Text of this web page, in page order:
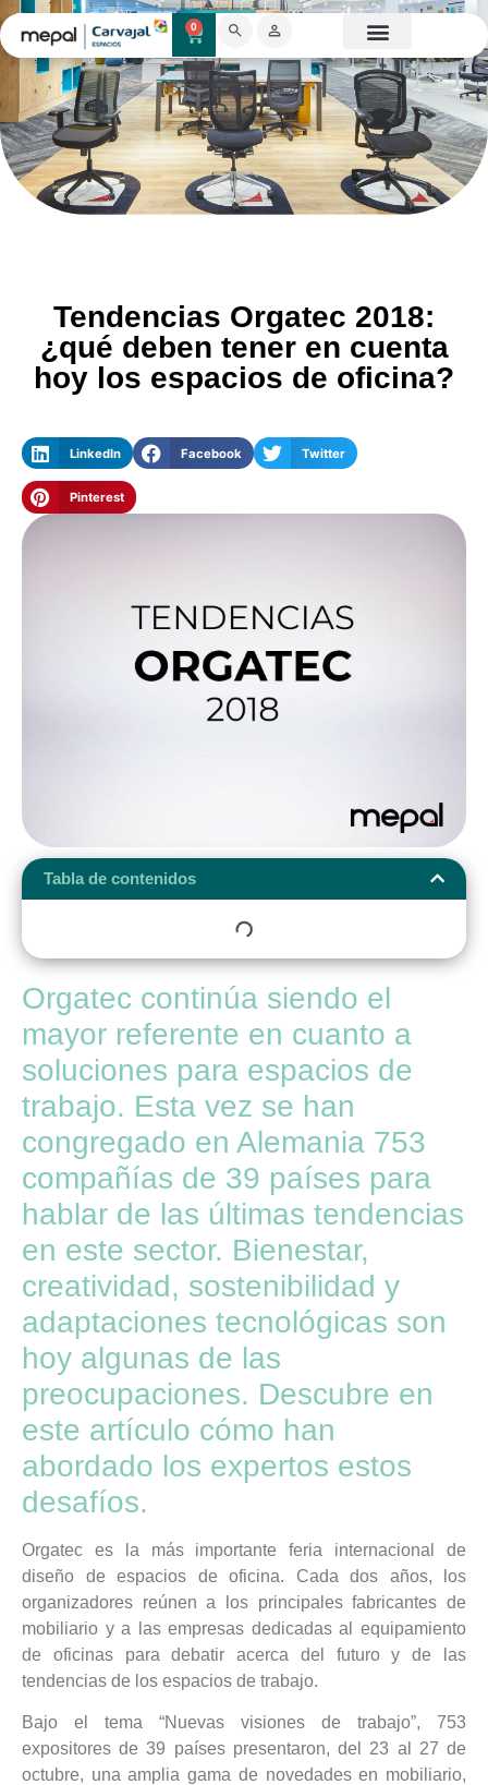
0
Tendencias Orgatec 2018:
¿qué deben tener en cuenta
hoy los espacios de oficina?
LinkedIn Facebook Twitter
Pinterest
Tabla de contenidos
Orgatec continúa siendo el
mayor referente en cuanto a
soluciones para espacios de
trabajo. Esta vez se han
congregado en Alemania 753
compañías de 39 países para
hablar de las últimas tendencias
en este sector. Bienestar,
creatividad, sostenibilidad y
adaptaciones tecnológicas son
hoy algunas de las
preocupaciones. Descubre en
este artículo cómo han
abordado los expertos estos
desafíos.
Orgatec es la más importante feria internacional de
diseño de espacios de oficina. Cada dos años, los
organizadores reúnen a los principales fabricantes de
mobiliario y a las empresas dedicadas al equipamiento
de oficinas para debatir acerca del futuro y de las
tendencias de los espacios de trabajo.
Bajo el tema “Nuevas visiones de trabajo”, 753
expositores de 39 países presentaron, del 23 al 27 de
octubre, una amplia gama de novedades en mobiliario,